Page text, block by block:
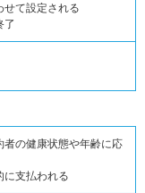
せて設定される
了
の健康状態や年齢に応
に支払われる